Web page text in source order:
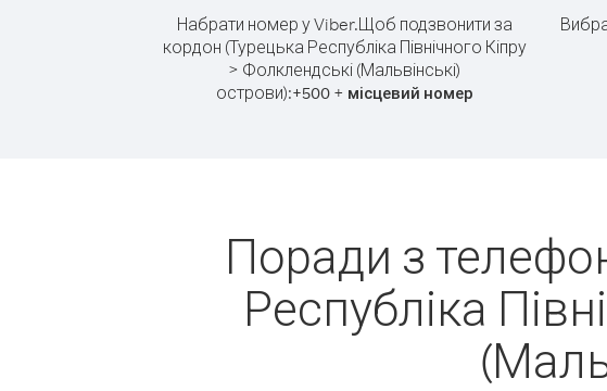
Набрати номер у Viber.Щоб подзвонити за
кордон (Турецька Республіка Північного Кіпру
> Фолклендські (Мальвінські)
острови):+500+ місцевий номер
Поради з
Республіка